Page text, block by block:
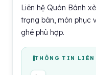
Liên hệ Quán Bánh
trạng bàn, món phục
ghé phù hợp.
THÔNG TIN LIÊN